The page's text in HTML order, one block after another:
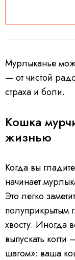
Мурлыканье
— от чистой
страха и боли.
Кошка
жизнью
Когда вы
начинает
Это легко
полуприкрытым
хвосту. Иногда
выпускать
шагом»: ваша